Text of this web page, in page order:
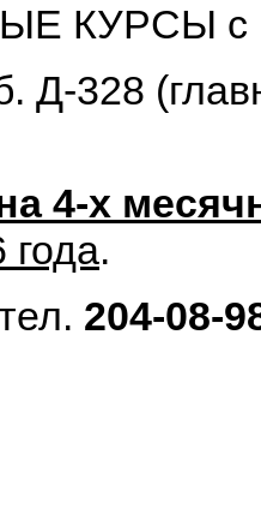
КУРСЫ с
Д-328
4-х
года.
204-08-